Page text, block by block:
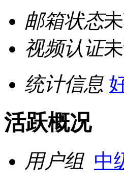
邮箱状态
视频认证
统计信息
活跃概况
用户组 中